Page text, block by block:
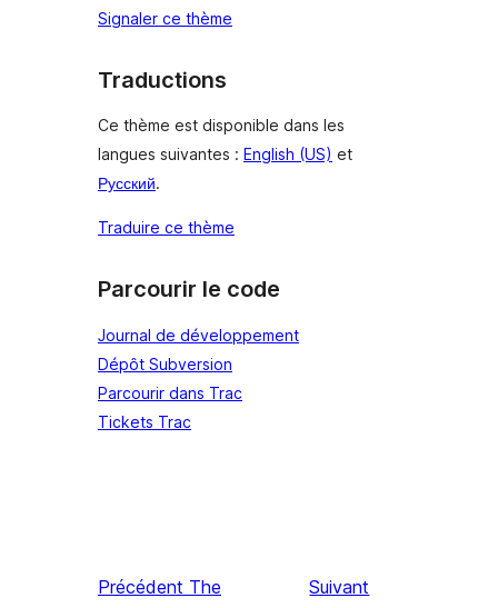
Signaler ce thème
Traductions
Ce thème est disponible dans les
langues suivantes : English (US) et
Русский.
Traduire ce thème
Parcourir le code
Journal de développement
Dépôt Subversion
Parcourir dans Trac
Tickets Trac
Précédent The
Suivant